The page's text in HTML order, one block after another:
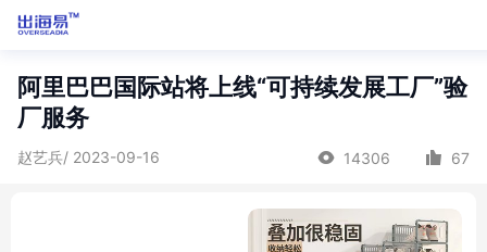
阿里巴巴国际站将上线“可持续发展工厂”验
厂服务
赵艺兵/ 2023-09-16 14306 67